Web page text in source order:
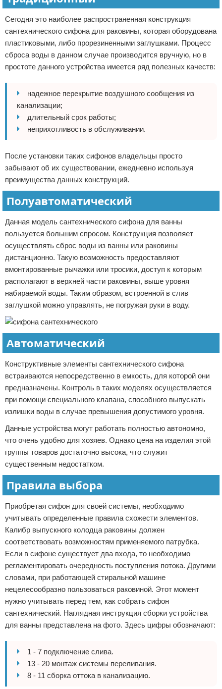
Сегодня это наиболее распространенная конструкция
сантехнического сифона для раковины, которая оборудована
пластиковыми, либо прорезиненными заглушками. Процесс
сброса воды в данном случае производится вручную, но в
простоте данного устройства имеется ряд полезных качеств:
надежное перекрытие воздушного сообщения из
канализации;
длительный срок работы;
неприхотливость в обслуживании.
После установки таких сифонов владельцы просто
забывают об их существовании, ежедневно используя
преимущества данных конструкций.
Полуавтоматический
Данная модель сантехнического сифона для ванны
пользуется большим спросом. Конструкция позволяет
осуществлять сброс воды из ванны или раковины
дистанционно. Такую возможность предоставляют
вмонтированные рычажки или тросики, доступ к которым
располагают в верхней части раковины, выше уровня
набираемой воды. Таким образом, встроенной в слив
заглушкой можно управлять, не погружая руки в воду.
Автоматический
Конструктивные элементы сантехнического сифона
встраиваются непосредственно в емкость, для которой они
предназначены. Контроль в таких моделях осуществляется
при помощи специального клапана, способного выпускать
излишки воды в случае превышения допустимого уровня.
Данные устройства могут работать полностью автономно,
что очень удобно для хозяев. Однако цена на изделия этой
группы товаров достаточно высока, что служит
существенным недостатком.
Правила выбора
Приобретая сифон для своей системы, необходимо
учитывать определенные правила схожести элементов.
Калибр выпускного колодца раковины должен
соответствовать возможностям применяемого патрубка.
Если в сифоне существует два входа, то необходимо
регламентировать очередность поступления потока. Другими
словами, при работающей стиральной машине
нецелесообразно пользоваться раковиной. Этот момент
нужно учитывать перед тем, как собрать сифон
сантехнический. Наглядная инструкция сборки устройства
для ванны представлена на фото. Здесь цифры обозначают:
1 - 7 подключение слива.
13 - 20 монтаж системы переливания.
8 - 11 сборка оттока в канализацию.